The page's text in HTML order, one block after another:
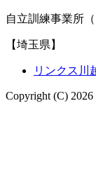
自立訓練事業所
【埼玉県】
リンクス川
Copyright (C) 2026